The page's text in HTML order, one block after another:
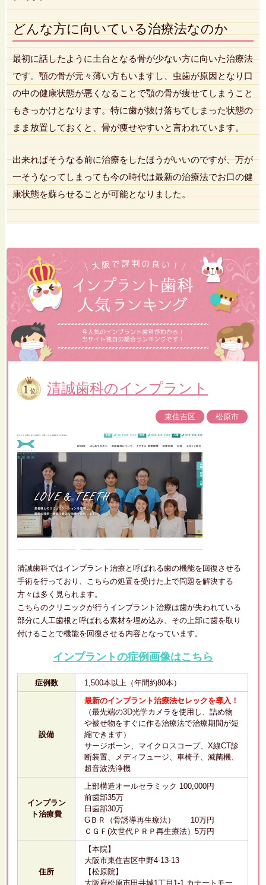
どんな方に向いている治療法なのか
最初に話したように土台となる骨が少ない方に向いた治療法
です。顎の骨が元々薄い方もいますし、虫歯が原因となり口
の中の健康状態が悪くなることで顎の骨が痩せてしまうこと
もきっかけとなります。特に歯が抜け落ちてしまった状態の
まま放置しておくと、骨が痩せやすいと言われています。
出来ればそうなる前に治療をしたほうがいいのですが、万が
一そうなってしまっても今の時代は最新の治療法でお口の健
康状態を蘇らせることが可能となりました。
清誠歯科のインプラント
東住吉区 松原市
清誠歯科ではインプラント治療と呼ばれる歯の機能を回復させる
手術を行っており、こちらの処置を受けた上で問題を解決する
方々は多く見られます。
こちらのクリニックが行うインプラント治療は歯が失われている
部分に人工歯根と呼ばれる素材を埋め込み、その上部に歯を取り
付けることで機能を回復させる内容となっています。
インプラントの症例画像はこちら
症例数 1,500本以上（年間約80本）
設備
最新のインプラント治療法セレックを導入！
（最先端の3D光学カメラを使用し、詰め物
や被せ物をすぐに作る治療法で治療期間が短
縮できます）
サージボーン、マイクロスコープ、X線CT診
断装置、メディフュージ、車椅子、滅菌機、
超音波洗浄機
インプラン
ト治療費
上部構造オールセラミック 100,000円
前歯部35万
臼歯部30万
GＢＲ（骨誘導再生療法） 10万円
ＣＧＦ(次世代ＰＲＰ再生療法）5万円
住所
【本院】
大阪市東住吉区中野4-13-13
【松原院】
大阪府松原市田井城1丁目1-1 カナートモー